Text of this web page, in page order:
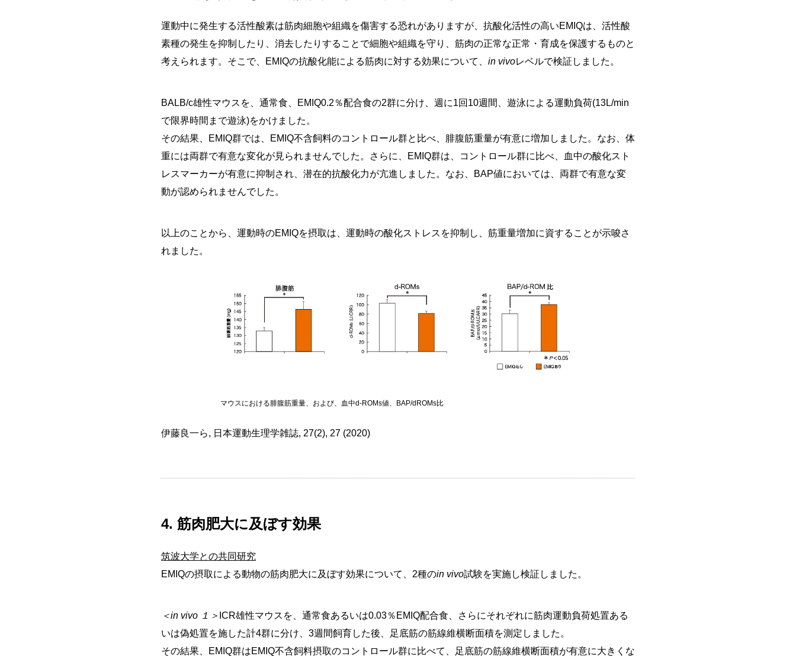
運動中に発生する活性酸素は筋肉細胞や組織を傷害する恐れがありますが、抗酸化活性の高いEMIQは、活性酸
素種の発生を抑制したり、消去したりすることで細胞や組織を守り、筋肉の正常な正常・育成を保護するものと
考えられます。そこで、EMIQの抗酸化能による筋肉に対する効果について、 in vivoレベルで検証しました。
BALB/c雄性マウスを、通常食、EMIQ0.2％配合食の2群に分け、週に1回10週間、遊泳による運動負荷(13L/min
で限界時間まで遊泳)をかけました。
その結果、EMIQ群では、EMIQ不含飼料のコントロール群と比べ、腓腹筋重量が有意に増加しました。なお、体
重には両群で有意な変化が見られませんでした。さらに、EMIQ群は、コントロール群に比べ、血中の酸化スト
レスマーカーが有意に抑制され、潜在的抗酸化力が亢進しました。なお、BAP値においては、両群で有意な変
動が認められませんでした。
以上のことから、運動時のEMIQを摂取は、運動時の酸化ストレスを抑制し、筋重量増加に資することが示唆さ
れました。
マウスにおける腓腹筋重量、および、血中d-ROMs値、BAP/dROMs比
伊藤良一ら, 日本運動生理学雑誌, 27(2), 27 (2020)
4. 筋肉肥大に及ぼす効果
筑波大学との共同研究
EMIQの摂取による動物の筋肉肥大に及ぼす効果について、2種のin vivo試験を実施し検証しました。
＜in vivo １＞ ICR雄性マウスを、通常食あるいは0.03％EMIQ配合食、さらにそれぞれに筋肉運動負荷処置ある
いは偽処置を施した計4群に分け、3週間飼育した後、足底筋の筋線維横断面積を測定しました。
その結果、EMIQ群はEMIQ不含飼料摂取のコントロール群に比べて、足底筋の筋線維横断面積が有意に大きくな